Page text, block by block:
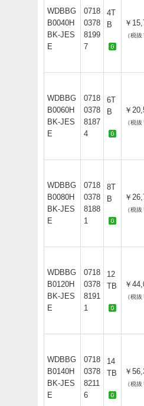
WDBBG
B0040H
BK-JES
E
0718
0378
8199
7
4T
B
￥
（税
WDBBG
B0060H
BK-JES
E
0718
0378
8187
4
6T
B
￥
（税
WDBBG
B0080H
BK-JES
E
0718
0378
8188
1
8T
B
￥
（税
WDBBG
B0120H
BK-JES
E
0718
0378
8191
1
12
TB
￥
（税
WDBBG
B0140H
BK-JES
E
0718
0378
8211
6
14
TB
￥
（税